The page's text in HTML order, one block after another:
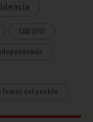
CAN 2015
del pueblo